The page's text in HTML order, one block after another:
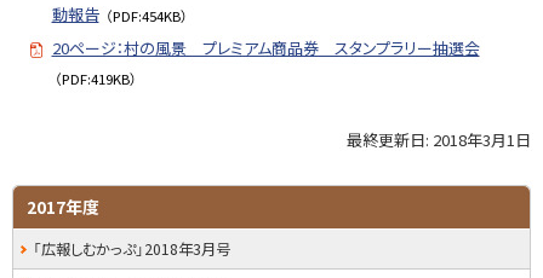
動報告 （PDF:454KB）
20ページ：村の風景 プレミアム商品券 スタンプラリー抽選会
（PDF:419KB）
プ
に
戻
最終更新日: 2018年3月1日
サ
イ
2017年度
「広報しむかっぷ」2018年3月号